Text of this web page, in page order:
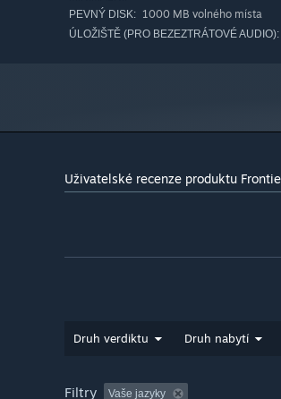
39
The Evil Truth
45
Unyielding
PEVNÝ DISK: 1000 MB volného místa
ÚLOŽIŠTĚ (PRO BEZEZTRÁTOVÉ AUDIO):
Uživatelské recenze produktu
Druh verdiktu Druh nabytí
Filtry Vaše jazyky